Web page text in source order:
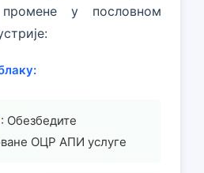
промене у пословном
: Обезбедите
ОЦР АПИ услуге